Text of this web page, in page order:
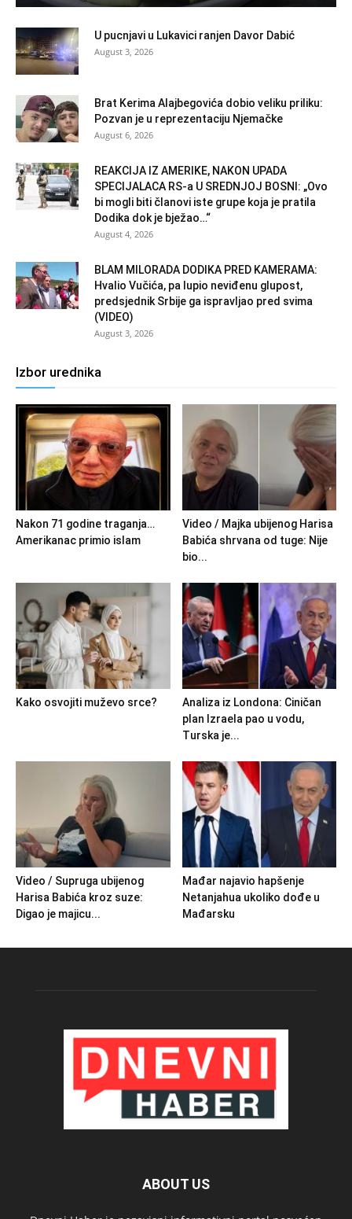
U pucnjavi u Lukavici ranjen Davor Dabić
August 3, 2026
Brat Kerima Alajbegovića dobio veliku priliku:
Pozvan je u reprezentaciju Njemačke
August 6, 2026
REAKCIJA IZ AMERIKE, NAKON UPADA
SPECIJALACA RS-a U SREDNJOJ BOSNI: „Ovo
bi mogli biti članovi iste grupe koja je pratila
Dodika dok je bježao…“
August 4, 2026
BLAM MILORADA DODIKA PRED KAMERAMA:
Hvalio Vučića, pa lupio neviđenu glupost,
predsjednik Srbije ga ispravljao pred svima
(VIDEO)
August 3, 2026
Izbor urednika
Nakon 71 godine traganja…
Amerikanac primio islam
Video / Majka ubijenog Harisa
Babića shrvana od tuge: Nije
bio...
Kako osvojiti muževo srce?
Analiza iz Londona: Ciničan
plan Izraela pao u vodu,
Turska je...
Video / Supruga ubijenog
Harisa Babića kroz suze:
Digao je majicu...
Mađar najavio hapšenje
Netanjahua ukoliko dođe u
Mađarsku
ABOUT US